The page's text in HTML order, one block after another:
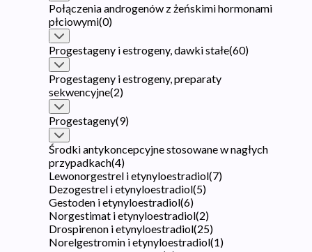
Połączenia androgenów z żeńskimi hormonami
płciowymi(0)
Progestageny i estrogeny, dawki stałe(60)
Progestageny i estrogeny, preparaty
sekwencyjne(2)
Progestageny(9)
Środki antykoncepcyjne stosowane w nagłych
przypadkach(4)
Lewonorgestrel i etynyloestradiol(7)
Dezogestrel i etynyloestradiol(5)
Gestoden i etynyloestradiol(6)
Norgestimat i etynyloestradiol(2)
Drospirenon i etynyloestradiol(25)
Norelgestromin i etynyloestradiol(1)